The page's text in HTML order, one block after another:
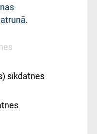
.
sīkdatnes